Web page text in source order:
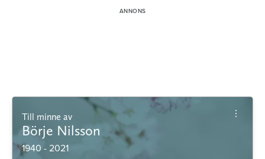
Till minne av
Börje Nilsson
1940 - 2021